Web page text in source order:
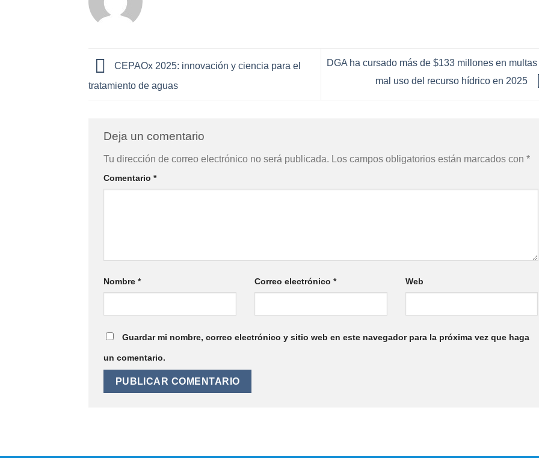
CEPAOx 2025: innovación y ciencia para el
tratamiento de aguas
DGA ha cursado más de $133 millones en multas
mal uso del recurso hídrico en 2025
Deja un comentario
Tu dirección de correo electrónico no será publicada. Los campos obligatorios están marcados con *
Comentario *
Nombre * Correo electrónico * Web
Guardar mi nombre, correo electrónico y sitio web en este navegador para la próxima vez que haga
un comentario.